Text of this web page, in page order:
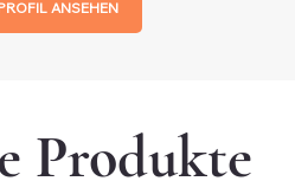
ANSEHEN
Produkte